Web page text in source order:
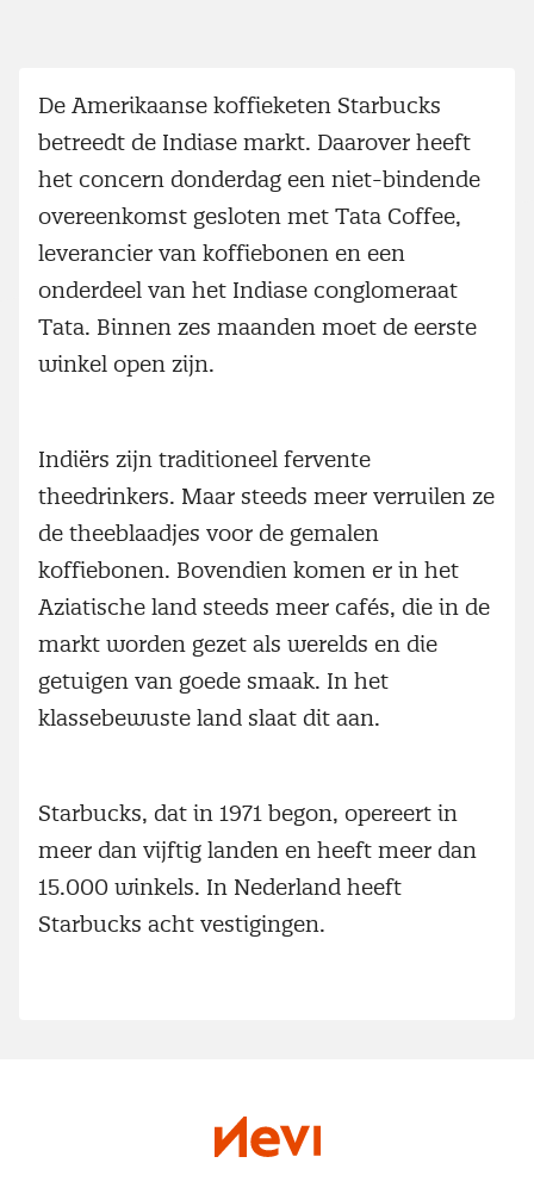
De Amerikaanse koffieketen Starbucks
betreedt de Indiase markt. Daarover heeft
het concern donderdag een niet-bindende
overeenkomst gesloten met Tata Coffee,
leverancier van koffiebonen en een
onderdeel van het Indiase conglomeraat
Tata. Binnen zes maanden moet de eerste
winkel open zijn.
Indiërs zijn traditioneel fervente
theedrinkers. Maar steeds meer verruilen ze
de theeblaadjes voor de gemalen
koffiebonen. Bovendien komen er in het
Aziatische land steeds meer cafés, die in de
markt worden gezet als werelds en die
getuigen van goede smaak. In het
klassebewuste land slaat dit aan.
Starbucks, dat in 1971 begon, opereert in
meer dan vijftig landen en heeft meer dan
15.000 winkels. In Nederland heeft
Starbucks acht vestigingen.